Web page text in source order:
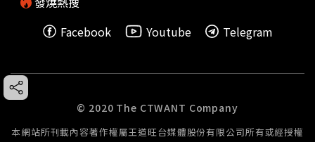
Facebook
Youtube Telegram
© 2020 The CTWANT Company
本網站所刊載內容著作權屬王道旺台媒體股份有限公司所有或經授權